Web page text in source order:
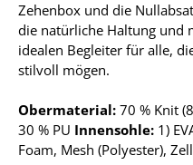
Zehenbox und die
die natürliche Haltung und
idealen Begleiter für alle,
stilvoll mögen.
Obermaterial: 70 % Knit
30 % PU Innensohle: 1)
Foam, Mesh (Polyester),